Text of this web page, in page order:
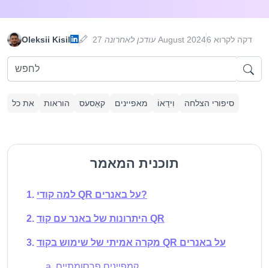
Oleksii Kisil עודכן לאחרונה27 August 2024 6 דקה לקרוא
את כל הוראות קאַסעס מאפיינים וִידֵאוֹ סיפורי הצלחה
תוכנית המאמר
למה קודי QR על באנרים?
היתרונות של באנר עם קוד QR
מקרה אמיתי של שימוש בקוד QR על באנרים